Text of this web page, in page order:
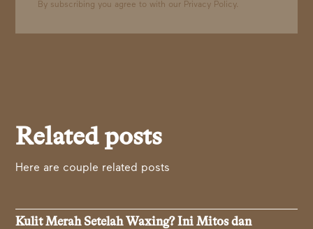
By subscribing you agree to with our Privacy Policy.
Related posts
Here are couple related posts
Kulit Merah Setelah Waxing? Ini Mitos dan